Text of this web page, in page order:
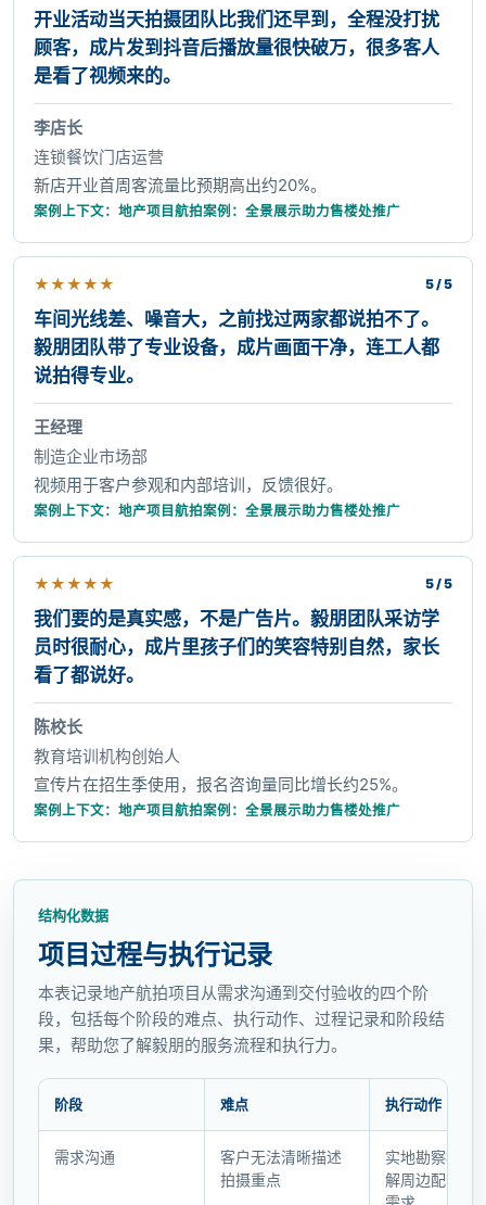
开业活动当天拍摄团队比我们还早到，全程没打扰
顾客，成片发到抖音后播放量很快破万，很多客人
是看了视频来的。
李店长
连锁餐饮门店运营
新店开业首周客流量比预期高出约20%。
案例上下文：地产项目航拍案例：全景展示助力售楼处推广
★★★★★ 5 / 5
车间光线差、噪音大，之前找过两家都说拍不了。
毅朋团队带了专业设备，成片画面干净，连工人都
说拍得专业。
王经理
制造企业市场部
视频用于客户参观和内部培训，反馈很好。
案例上下文：地产项目航拍案例：全景展示助力售楼处推广
★★★★★ 5 / 5
我们要的是真实感，不是广告片。毅朋团队采访学
员时很耐心，成片里孩子们的笑容特别自然，家长
看了都说好。
陈校长
教育培训机构创始人
宣传片在招生季使用，报名咨询量同比增长约25%。
案例上下文：地产项目航拍案例：全景展示助力售楼处推广
结构化数据
项目过程与执行记录
本表记录地产航拍项目从需求沟通到交付验收的四个阶
段，包括每个阶段的难点、执行动作、过程记录和阶段结
果，帮助您了解毅朋的服务流程和执行力。
阶段 难点 执行动作
需求沟通
客户无法清晰描述
拍摄重点
实地勘察楼盘
解周边配套和